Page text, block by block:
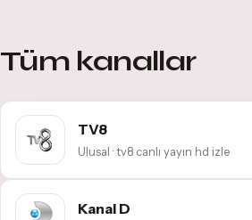
Tüm kanallar
TV8
Ulusal · tv8 canlı yayın hd izle
Kanal D